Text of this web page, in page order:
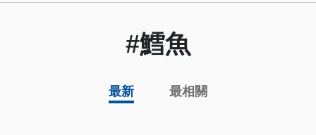
#鱈魚
最新 最相關